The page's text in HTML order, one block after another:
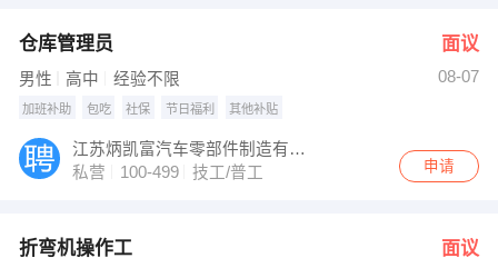
仓库管理员 面议
男性 高中 经验不限 08-07
加班补助 包吃 社保 节日福利 其他补贴
江苏炳凯富汽车零部件制造有限公司
私营
100-499 技工/普工 申请
折弯机操作工 面议